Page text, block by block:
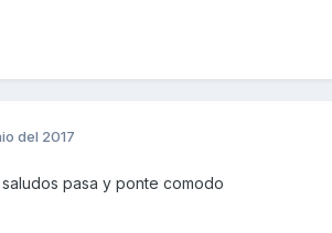
del 2017
pasa y ponte comodo